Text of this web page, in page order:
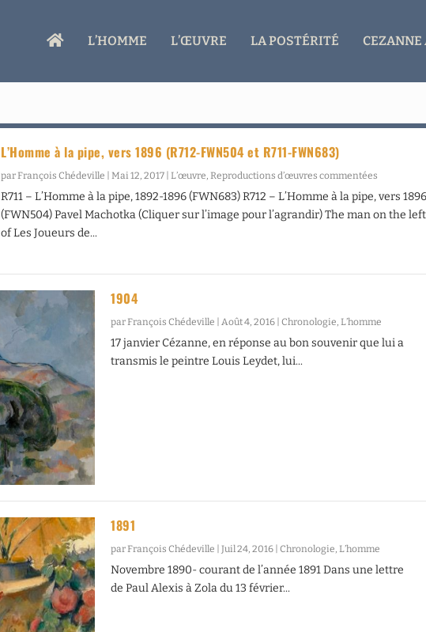
A
L’HOMME L’ŒUVRE LA POSTÉRITÉ CEZANNE
L’Homme à la pipe, vers 1896 (R712-FWN504 et R711-FWN683)
parFrançois Chédeville |Mai 12, 2017 |L’œuvre,Reproductions d’œuvres commentées
R711 – L’Homme à la pipe, 1892-1896 (FWN683) R712 – L’Homme à la pipe, vers 1896
(FWN504) Pavel Machotka (Cliquer sur l’image pour l’agrandir) The man on the left
of Les Joueurs de...
1904
parFrançois Chédeville |Août 4, 2016 |Chronologie,L’homme
17 janvier Cézanne, en réponse au bon souvenir que lui a
transmis le peintre Louis Leydet, lui...
1891
parFrançois Chédeville |Juil 24, 2016 |Chronologie,L’homme
Novembre 1890- courant de l’année 1891 Dans une lettre
de Paul Alexis à Zola du 13 février...